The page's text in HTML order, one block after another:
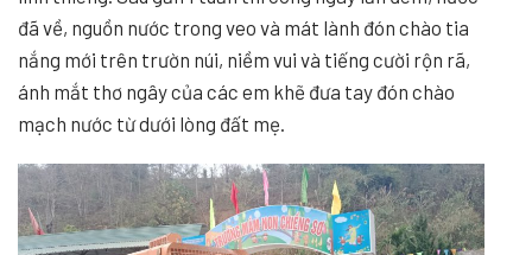
đã về, nguồn nước trong veo và mát lành đón chào tia
nắng mới trên trườn núi, niềm vui và tiếng cười rộn rã,
ánh mắt thơ ngây của các em khẽ đưa tay đón chào
mạch nước từ dưới lòng đất mẹ.